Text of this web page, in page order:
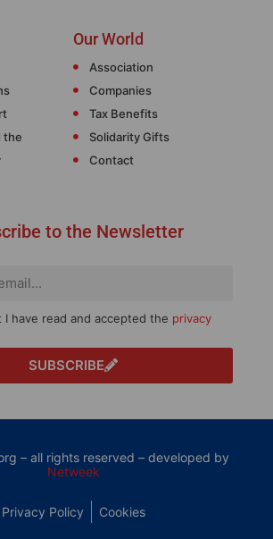
the
Our World
Association
Companies
Tax Benefits
Solidarity Gifts
Contact
to the Newsletter
I have read and accepted the privacy
SUBSCRIBE
– all rights reserved – developed by
Netweek
Privacy Policy Cookies